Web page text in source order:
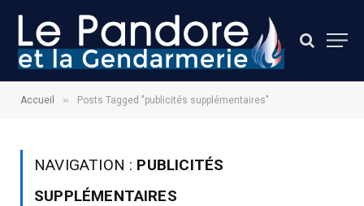
Accueil » Posts Tagged "publicités supplémentaires"
NAVIGATION : PUBLICITÉS
SUPPLÉMENTAIRES